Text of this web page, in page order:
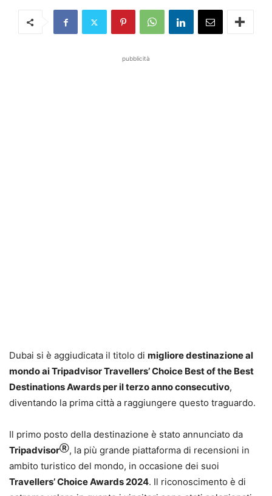
pubblicità
Dubai si è aggiudicata il titolo di migliore destinazione al
mondo ai Tripadvisor Travellers’ Choice Best of the Best
Destinations Awards per il terzo anno consecutivo,
diventando la prima città a raggiungere questo traguardo.
Il primo posto della destinazione è stato annunciato da
TripadvisorⓇ, la più grande piattaforma di recensioni in
ambito turistico del mondo, in occasione dei suoi
Travellers’ Choice Awards 2024. Il riconoscimento è di